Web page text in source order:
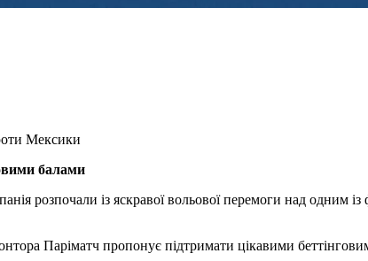
Мексики
балами
розпочали із яскравої вольової перемоги над
Паріматч пропонує підтримати цікавими